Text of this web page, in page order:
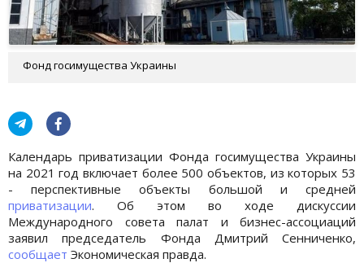
Фонд госимущества Украины
Календарь приватизации Фонда госимущества Украины
на 2021 год включает более 500 объектов, из которых 53
- перспективные объекты большой и средней
приватизации. Об этом во ходе дискуссии
Международного совета палат и бизнес-ассоциаций
заявил председатель Фонда Дмитрий Сенниченко,
сообщает Экономическая правда.